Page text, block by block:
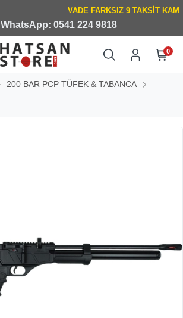
WhatsApp: 0541 224 9818
0
200 BAR PCP TÜFEK & TABANCA